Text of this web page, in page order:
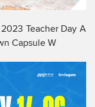
2023 Teacher Day A
Capsule W